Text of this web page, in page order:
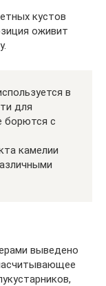
кустов
оживит
в
для
борются с
камелии
выведено